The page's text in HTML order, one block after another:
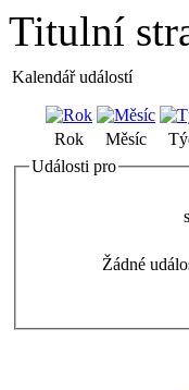
Titulní
Kalendář událostí
Rok Měsíc
Události pro
Žádné